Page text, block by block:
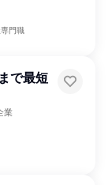
門職
で最短
業